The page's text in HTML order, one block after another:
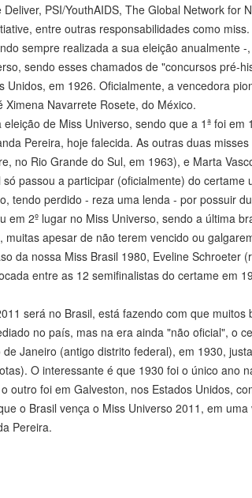
PSI/YouthAIDS, The Global Network for
entre outras responsabilidades como miss.
sempre realizada a sua eleição anualmente -
sendo esses chamados de "concursos pré-
em 1926. Oficialmente, a vencedora
Navarrete Rosete, do México.
de Miss Universo, sendo que a 1ª foi em
Pereira, hoje falecida. As outras duas
no Rio Grande do Sul, em 1963), e Marta
passou a participar (oficialmente) do certame
tendo perdido - reza uma lenda - por possuir
2º lugar no Miss Universo, sendo a última
apesar de não terem vencido ou
da nossa Miss Brasil 1980, Eveline Schroeter
entre as 12 semifinalistas do certame em
será no Brasil, está fazendo com que muitos
no país, mas na era ainda "não oficial", o
Janeiro (antigo distrito federal), em 1930,
O interessante é que 1930 foi o único ano
outro foi em Galveston, nos Estados Unidos,
o Brasil vença o Miss Universo 2011, em
Pereira.